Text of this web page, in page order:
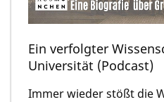
Ein verfolgter
Universität (Podcast)
Immer wieder stößt die